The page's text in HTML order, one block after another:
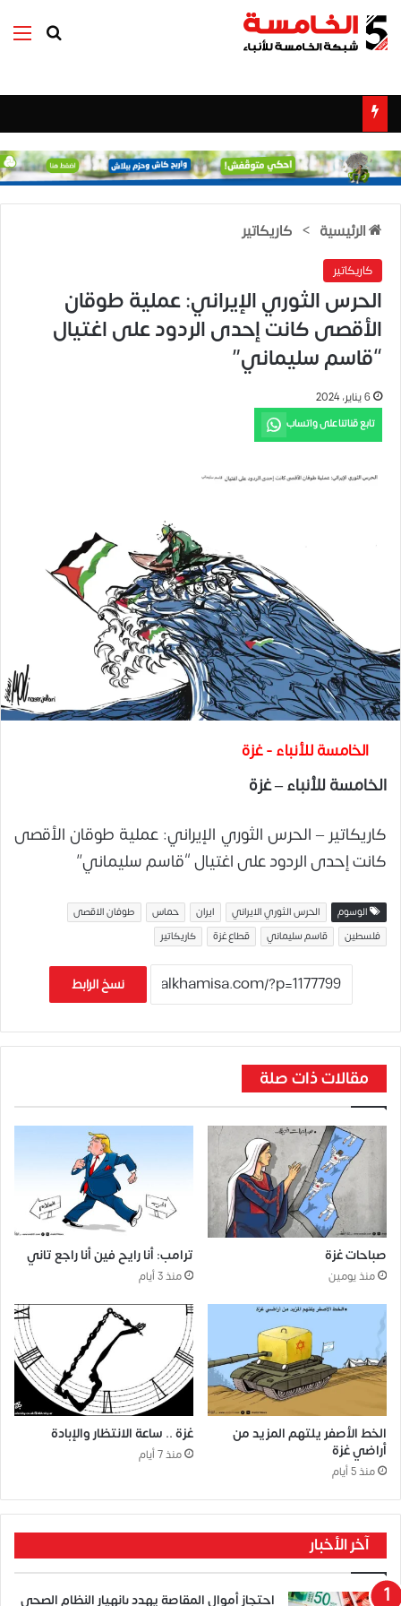
بحث عن
الرئيسية > كاريكاتير
كاريكاتير
الحرس الثوري الإيراني: عملية طوقان
الأقصى كانت إحدى الردود على اغتيال
“قاسم سليماني”
6 يناير، 2024
تابع قناتنا على واتساب
الخامسة للأنباء - غزة
الخامسة للأنباء – غزة
كاريكاتير – الحرس الثوري الإيراني: عملية طوقان الأقصى
كانت إحدى الردود على اغتيال “قاسم سليماني”
الوسوم الحرس الثوري الايراني ايران حماس
طوفان الاقصى
فلسطين
قاسم سليماني قطاع غزة كاريكاتير
نسخ الرابط
مقالات ذات صلة
صباحات غزة
منذ يومين
ترامب: أنا رايح فين أنا راجع تاني
منذ 3 أيام
الخط الأصفر يلتهم المزيد من
أراضي غزة
منذ 5 أيام
غزة .. ساعة الانتظار والإبادة
منذ 7 أيام
آخر الأخبار
احتجاز أموال المقاصة يهدد بانهيار النظام الصحي